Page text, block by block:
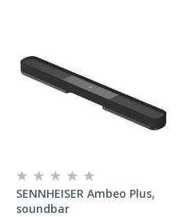
SENNHEISER Ambeo Plus,
soundbar